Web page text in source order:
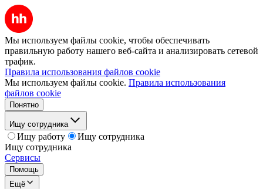
Мы используем файлы cookie, чтобы обеспечивать
правильную работу нашего веб-сайта и анализировать сетевой
трафик.
Правила использования файлов cookie
Мы используем файлы cookie. Правила использования
файлов cookie
Понятно
Ищу сотрудника
Ищу работу
Ищу сотрудника
Ищу сотрудника
Сервисы
Помощь
Ещё